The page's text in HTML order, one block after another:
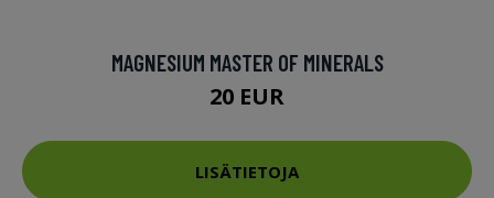
MAGNESIUM MASTER OF MINERALS
20 EUR
LISÄTIETOJA